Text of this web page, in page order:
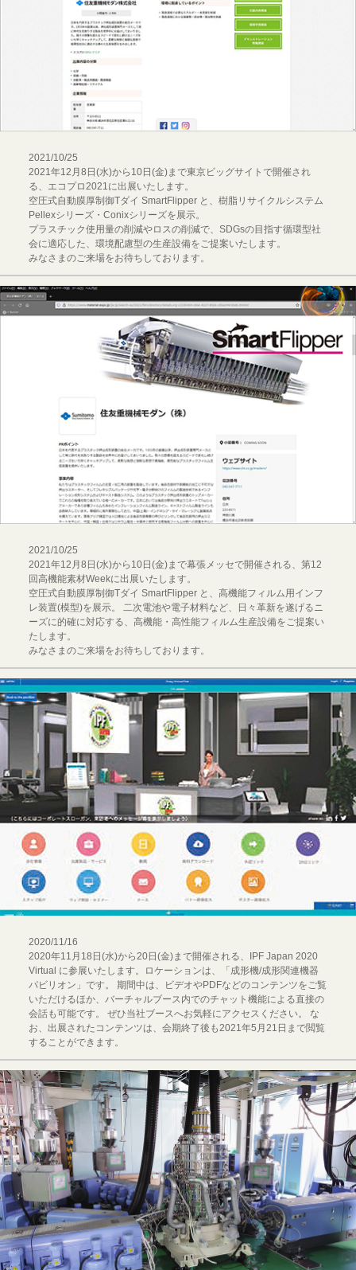
2021/10/25
2021年12月8日(水)から10日(金)まで東京ビッグサイトで開催され
る、エコプロ2021に出展いたします。
空圧式自動膜厚制御Tダイ SmartFlipper と、樹脂リサイクルシステム
Pellexシリーズ・Conixシリーズを展示。
プラスチック使用量の削減やロスの削減で、SDGsの目指す循環型社
会に適応した、環境配慮型の生産設備をご提案いたします。
みなさまのご来場をお待ちしております。
2021/10/25
2021年12月8日(水)から10日(金)まで幕張メッセで開催される、第12
回高機能素材Weekに出展いたします。
空圧式自動膜厚制御Tダイ SmartFlipper と、高機能フィルム用インフ
レ装置(模型)を展示。 二次電池や電子材料など、日々革新を遂げるニ
ーズに的確に対応する、高機能・高性能フィルム生産設備をご提案い
たします。
みなさまのご来場をお待ちしております。
2020/11/16
2020年11月18日(水)から20日(金)まで開催される、IPF Japan 2020
Virtual に参展いたします。ロケーションは、「成形機/成形関連機器
パビリオン」です。 期間中は、ビデオやPDFなどのコンテンツをご覧
いただけるほか、バーチャルブース内でのチャット機能による直接の
会話も可能です。 ぜひ当社ブースへお気軽にアクセスください。 な
お、出展されたコンテンツは、会期終了後も2021年5月21日まで閲覧
することができます。